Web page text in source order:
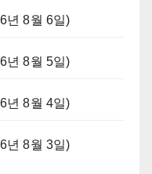
년 8월 6일)
년 8월 5일)
년 8월 4일)
년 8월 3일)